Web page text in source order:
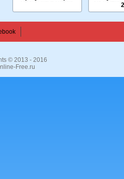
© 2013 - 2016
Free.ru